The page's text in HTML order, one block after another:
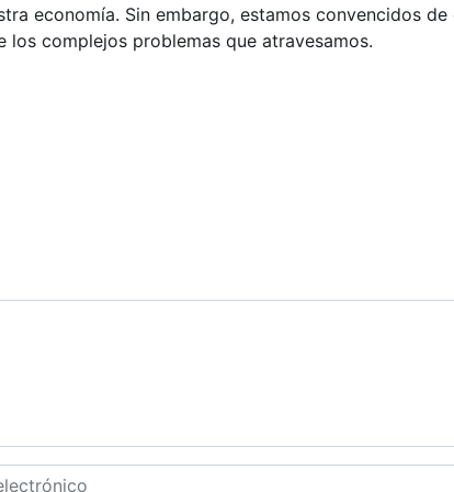
economía. Sin embargo, estamos convencidos
complejos problemas que atravesamos.